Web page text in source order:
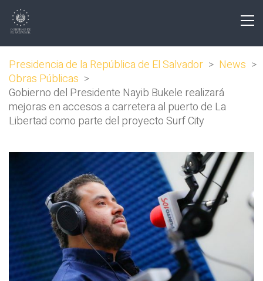
Presidencia de la República de El Salvador > News >
Obras Públicas >
Gobierno del Presidente Nayib Bukele realizará
mejoras en accesos a carretera al puerto de La
Libertad como parte del proyecto Surf City